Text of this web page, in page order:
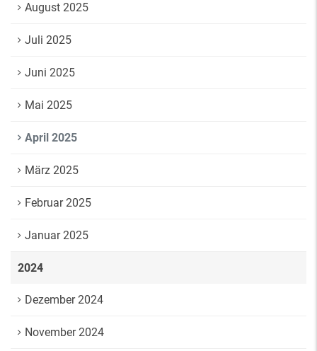
August 2025
Juli 2025
Juni 2025
Mai 2025
April 2025
März 2025
Februar 2025
Januar 2025
2024
Dezember 2024
November 2024